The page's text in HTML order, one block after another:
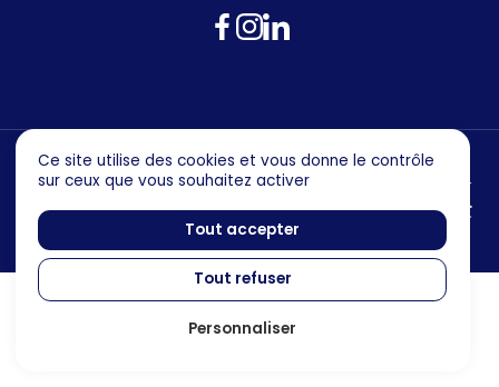
Mentions legales
Politique de confidentialité
Ce site utilise des cookies et vous donne le contrôle
sur ceux que vous souhaitez activer
Tout accepter
Tout refuser
Personnaliser